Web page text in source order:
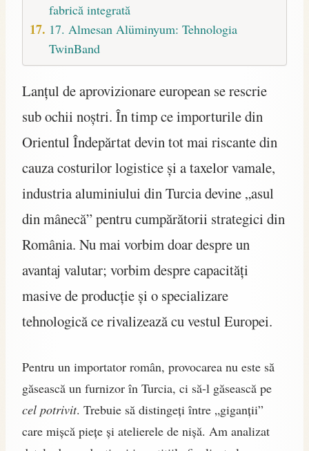
fabrică integrată
17. Almesan Alüminyum: Tehnologia
TwinBand
Lanțul de aprovizionare european se rescrie
sub ochii noștri. În timp ce importurile din
Orientul Îndepărtat devin tot mai riscante din
cauza costurilor logistice și a taxelor vamale,
industria aluminiului din Turcia devine „asul
din mânecă” pentru cumpărătorii strategici din
România. Nu mai vorbim doar despre un
avantaj valutar; vorbim despre capacități
masive de producție și o specializare
tehnologică ce rivalizează cu vestul Europei.
Pentru un importator român, provocarea nu este să
găsească un furnizor în Turcia, ci să-l găsească pe
cel potrivit. Trebuie să distingeți între „giganții”
care mișcă piețe și atelierele de nișă. Am analizat